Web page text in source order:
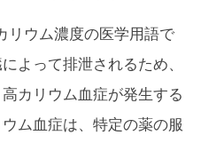
リウム濃度の医学用語で
よって排泄されるため、
カリウム血症が発生する
ム血症は、特定の薬の服